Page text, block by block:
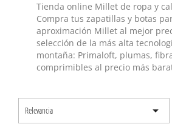
Tienda online Millet de ropa y
Compra tus zapatillas y botas
aproximación Millet al mejor
selección de la más alta
montaña: Primaloft, plumas,
comprimibles al precio más
Relevancia 